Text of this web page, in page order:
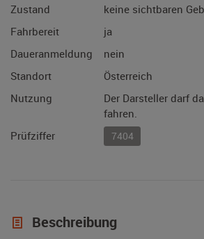
Zustand
keine sichtbaren
Fahrbereit
ja
Daueranmeldung
nein
Standort
Österreich
Nutzung
Der Darsteller darf
fahren.
Prüfziffer
7404
Beschreibung